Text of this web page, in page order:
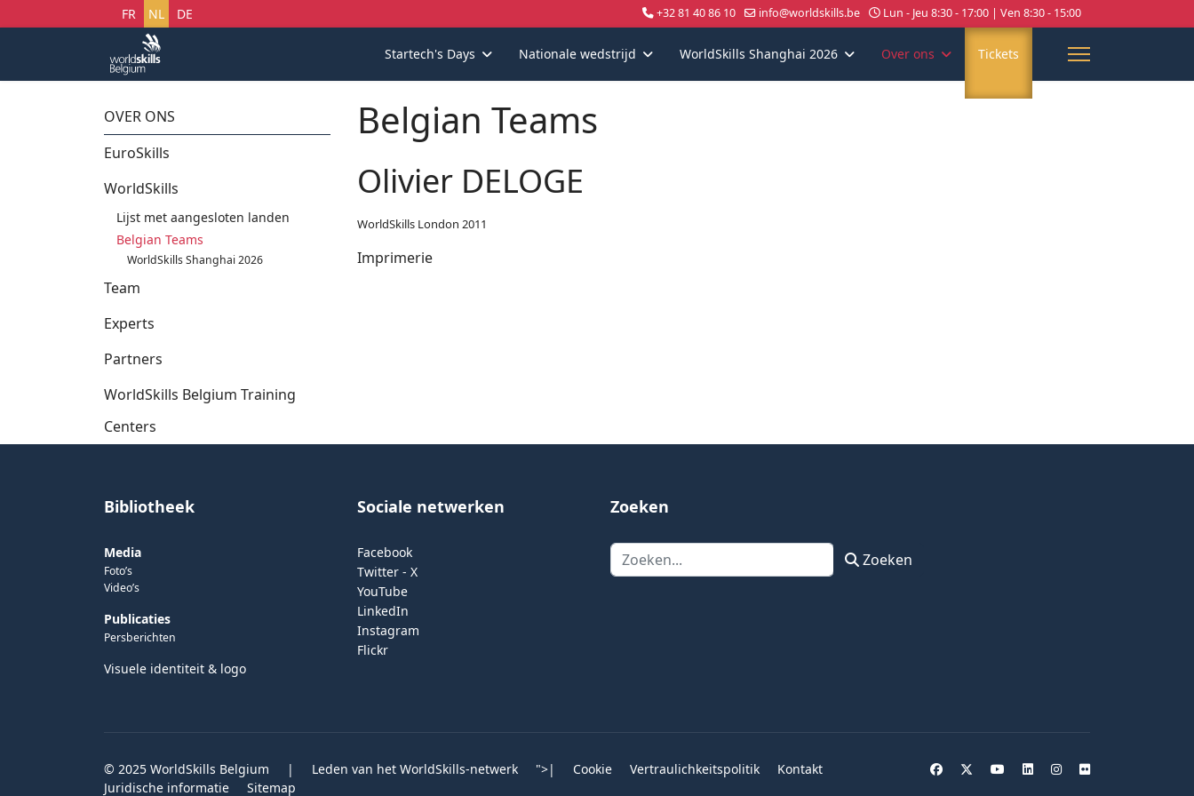
Selecteer uw taal
FR NL DE +32 81 40 86 10 info@worldskills.be Lun - Jeu 8:30 - 17:00 | Ven 8:30 - 15:00
Startech's Days Nationale wedstrijd WorldSkills Shanghai 2026 Over ons Tickets
OVER ONS
EuroSkills
WorldSkills
Lijst met aangesloten landen
Belgian Teams
WorldSkills Shanghai 2026
Team
Experts
Partners
WorldSkills Belgium Training
Centers
Belgian Teams
Olivier DELOGE
WorldSkills London 2011
Imprimerie
Bibliotheek
Media
Foto’s
Video’s
Publicaties
Persberichten
Visuele identiteit & logo
Sociale netwerken
Facebook
Twitter - X
YouTube
LinkedIn
Instagram
Flickr
Zoeken
Zoeken Zoeken
© 2025 WorldSkills Belgium | Leden van het WorldSkills-netwerk ">| Cookie Vertraulichkeitspolitik
Kontakt
Juridische informatie
Sitemap